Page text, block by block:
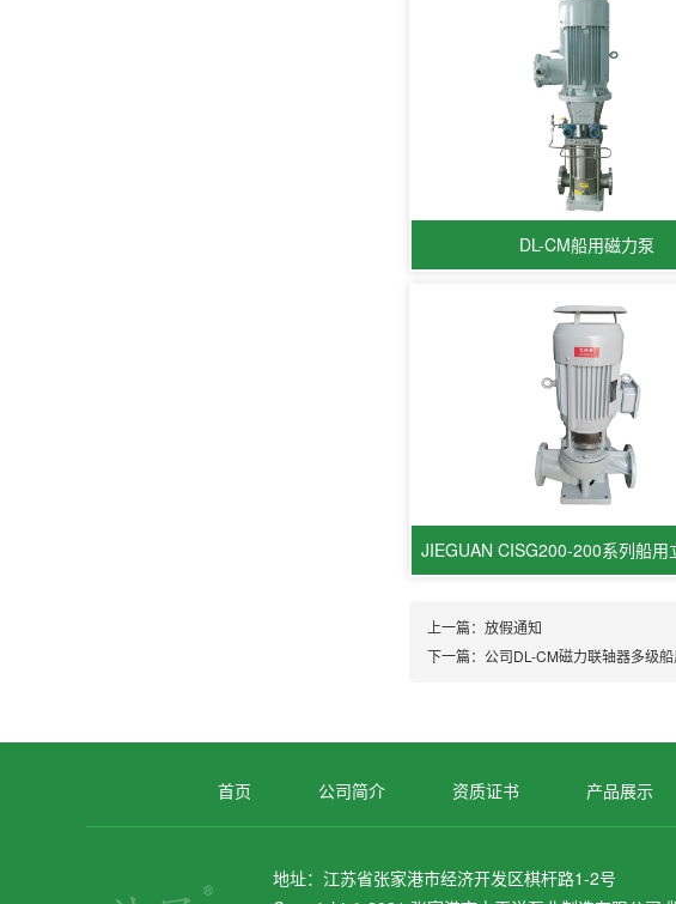
DL-CM船用磁力泵
上一篇： 放假通知
下一篇： 公司DL-CM磁力联轴器多级
首页 公司简介 资质证书 产品展示
地址：江苏省张家港市经济开发区棋杆路1-2号